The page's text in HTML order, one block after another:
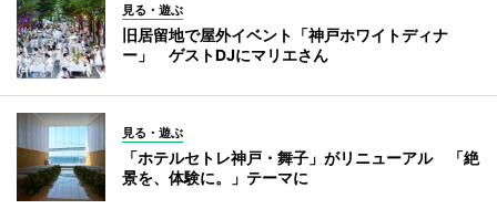
見る・遊ぶ
旧居留地で屋外イベント「神戸ホワイトディナ
ー」 ゲストDJにマリエさん
見る・遊ぶ
「ホテルセトレ神戸・舞子」がリニューアル 「絶
景を、体験に。」テーマに